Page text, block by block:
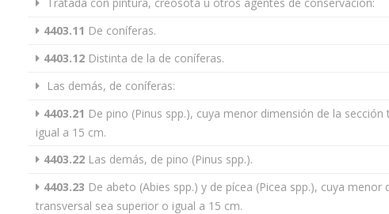
4403.11 De coníferas.
4403.12 Distinta de la de coníferas.
Las demás, de coníferas:
4403.21 De pino (Pinus spp.), cuya menor dimensión de la
igual a 15 cm.
4403.22 Las demás, de pino (Pinus spp.).
4403.23 De abeto (Abies spp.) y de pícea (Picea spp.), cuya menor
transversal sea superior o igual a 15 cm.